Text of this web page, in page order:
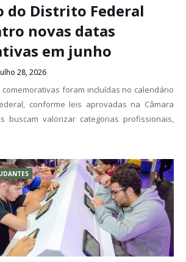
do Distrito Federal
novas datas
em junho
28, 2026
foram incluídas no calendário
conforme leis aprovadas na Câmara
buscam valorizar categorias profissionais,